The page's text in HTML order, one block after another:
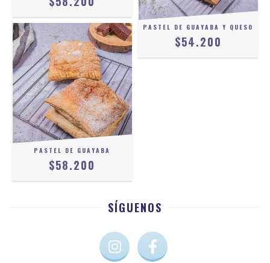
PASTEL DE GUAYABA Y QUESO
$54.200
PASTEL DE GUAYABA
$58.200
SÍGUENOS